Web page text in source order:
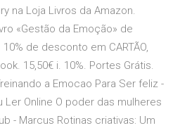
na Loja Livros da Amazon.
«Gestão da Emoção» de
de desconto em CARTÃO,
15,50€ i. 10%. Portes Grátis.
a Emocao Para Ser feliz -
Ler Online O poder das mulheres
- Marcus Rotinas criativas: Um